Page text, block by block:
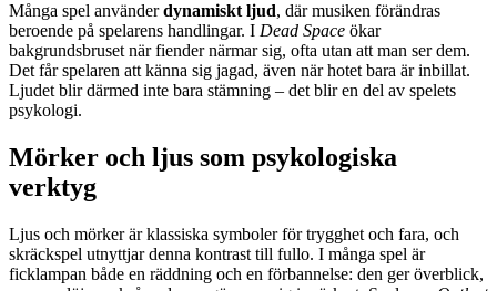
Många spel använderdynamiskt ljud, där musiken förändras
beroende på spelarens handlingar. I Dead Space ökar
bakgrundsbruset när fiender närmar sig, ofta utan att man ser dem.
Det får spelaren att känna sig jagad, även när hotet bara är inbillat.
Ljudet blir därmed inte bara stämning – det blir en del av spelets
psykologi.
Mörker och ljus som psykologiska
verktyg
Ljus och mörker är klassiska symboler för trygghet och fara, och
skräckspel utnyttjar denna kontrast till fullo. I många spel är
ficklampan både en räddning och en förbannelse: den ger överblick,